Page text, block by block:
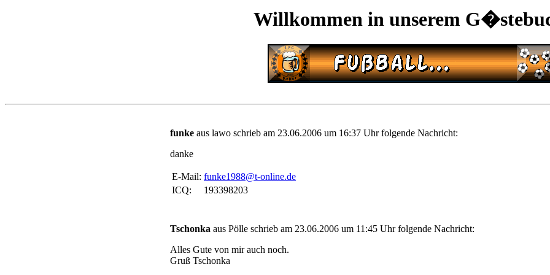
Willkommen in unserem
funke aus lawo schrieb am 23.06.2006 um 16:37 Uhr folgende Nachricht:
danke
E-Mail: funke1988@t-online.de
ICQ:
193398203
Tschonka aus Pölle schrieb am 23.06.2006 um 11:45 Uhr folgende Nachricht:
Alles Gute von mir auch noch.
Gruß Tschonka